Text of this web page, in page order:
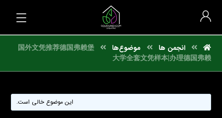
انجمن ها موضوع‌ها
国外文凭推荐德国弗赖堡
大学全套文凭样本|办理德国弗赖
این موضوع خالی است.